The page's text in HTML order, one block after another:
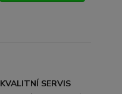
KVALITNÍ SERVIS